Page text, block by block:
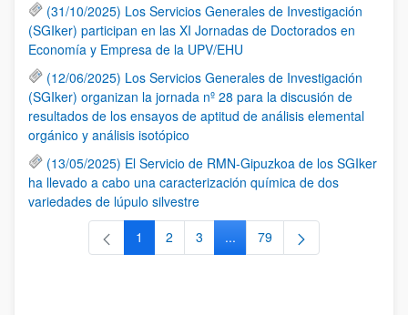
(31/10/2025) Los Servicios Generales de Investigación
(SGIker) participan en las XI Jornadas de Doctorados en
Economía y Empresa de la UPV/EHU
(12/06/2025) Los Servicios Generales de Investigación
(SGIker) organizan la jornada nº 28 para la discusión de
resultados de los ensayos de aptitud de análisis elemental
orgánico y análisis isotópico
(13/05/2025) El Servicio de RMN-Gipuzkoa de los SGIker
ha llevado a cabo una caracterización química de dos
variedades de lúpulo silvestre
Página
1 Página
2 Página
3 ...Páginas intermedias Use TAB
Página
79